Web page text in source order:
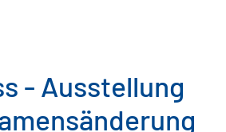
- Ausstellung